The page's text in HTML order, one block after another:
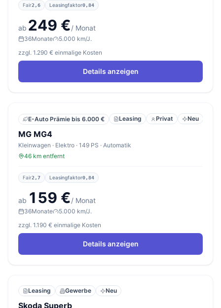
Fair2,6 Leasingfaktor0,84
ab 249 €/ Monat
36Monate
5.000 km/J.
zzgl. 1.290 € einmalige Kosten
Details anzeigen
E-Auto Prämie bis 6.000 € Leasing Privat Neu
MG MG4
Kleinwagen · Elektro · 149 PS · Automatik
46 km entfernt
Fair2,7 Leasingfaktor0,84
ab 159 €/ Monat
36Monate
5.000 km/J.
zzgl. 1.190 € einmalige Kosten
Details anzeigen
Leasing Gewerbe Neu
Skoda Superb